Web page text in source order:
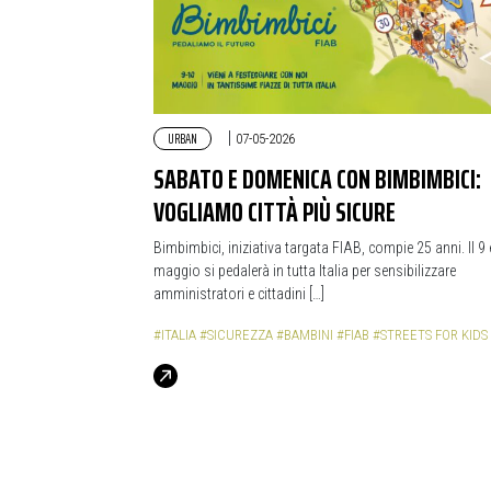
URBAN | 07-05-2026
SABATO E DOMENICA CON BIMBIMBICI:
VOGLIAMO CITTÀ PIÙ SICURE
Bimbimbici, iniziativa targata FIAB, compie 25 anni. Il 9
maggio si pedalerà in tutta Italia per sensibilizzare
amministratori e cittadini […]
#ITALIA #SICUREZZA #BAMBINI #FIAB #STREETS FOR KIDS